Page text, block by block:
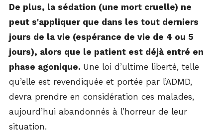
De plus, la sédation (une mort cruelle) ne
peut s'appliquer que dans les tout derniers
jours de la vie (espérance de vie de 4 ou 5
jours), alors que le patient est déjà entré en
phase agonique. Une loi d’ultime liberté, telle
qu’elle est revendiquée et portée par l’ADMD,
devra prendre en considération ces malades,
aujourd’hui abandonnés à l’horreur de leur
situation.